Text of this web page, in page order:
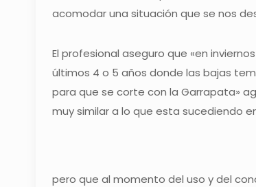
acomodar una situación que se nos
El profesional aseguro que «en
últimos 4 o 5 años donde las bajas
para que se corte con la Garrapata»
muy similar a lo que esta sucediendo
pero que al momento del uso y del